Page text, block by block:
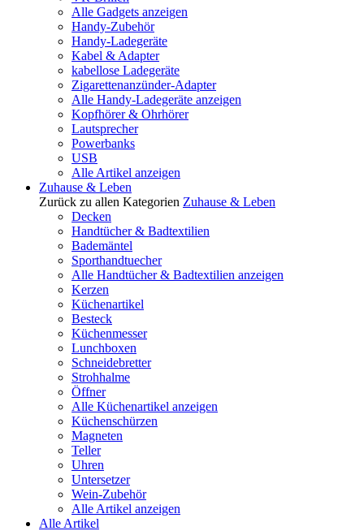
Alle Gadgets anzeigen
Handy-Zubehör
Handy-Ladegeräte
Kabel & Adapter
kabellose Ladegeräte
Zigarettenanzünder-Adapter
Alle Handy-Ladegeräte anzeigen
Kopfhörer & Ohrhörer
Lautsprecher
Powerbanks
USB
Alle Artikel anzeigen
Zuhause & Leben
Zurück zu allen Kategorien Zuhause & Leben
Decken
Handtücher & Badtextilien
Bademäntel
Sporthandtuecher
Alle Handtücher & Badtextilien anzeigen
Kerzen
Küchenartikel
Besteck
Küchenmesser
Lunchboxen
Schneidebretter
Strohhalme
Öffner
Alle Küchenartikel anzeigen
Küchenschürzen
Magneten
Teller
Uhren
Untersetzer
Wein-Zubehör
Alle Artikel anzeigen
Alle Artikel